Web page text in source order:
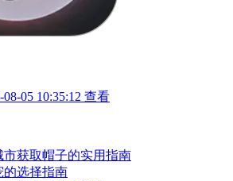
05 10:35:12 查看
市获取帽子的实用指南
的选择指南